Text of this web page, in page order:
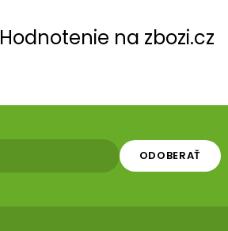
Hodnotenie na zbozi.cz
ODOBERAŤ